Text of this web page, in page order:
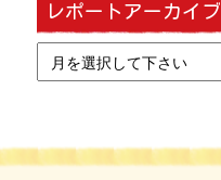
レポートアーカイブ